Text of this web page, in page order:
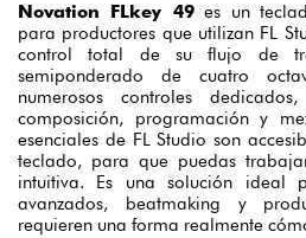
Novation FLkey 49es un
para productores que utilizan FL
control total de su flujo de
semiponderado de cuatro
numerosos controles
composición, programación y
esenciales de FL Studio son
teclado, para que puedas
intuitiva. Es una solución ideal
avanzados, beatmaking y
requieren una forma realmente